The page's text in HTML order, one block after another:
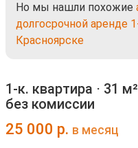
Но мы нашли похожие
долгосрочной аренде
Красноярске
1-к. квартира ⋅ 31 м²
без комиссии
25 000 р. в месяц